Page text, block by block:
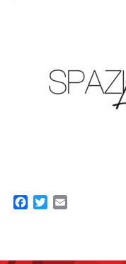
Facebook
Twitter